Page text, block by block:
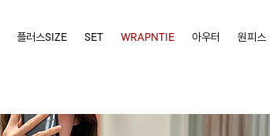
플러스SIZE SET WRAPNTIE 아우터 원피스